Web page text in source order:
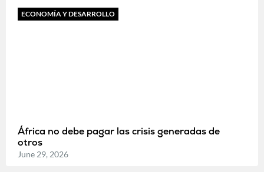
ECONOMÍA Y DESARROLLO
África no debe pagar las crisis generadas de
otros
June 29, 2026